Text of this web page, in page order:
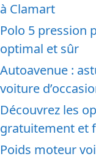
à Clamart
Polo 5 pression
optimal et sûr
Autoavenue :
voiture
Découvrez les
gratuitement et
Poids moteur